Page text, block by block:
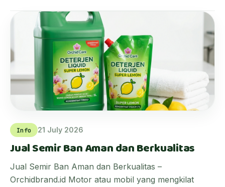
Info 21 July 2026
Jual Semir Ban Aman dan Berkualitas
Jual Semir Ban Aman dan Berkualitas –
Orchidbrand.id Motor atau mobil yang mengkilat